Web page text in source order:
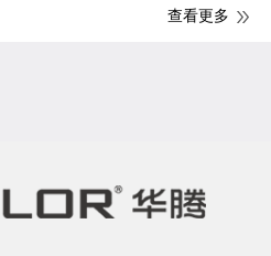
查看更多